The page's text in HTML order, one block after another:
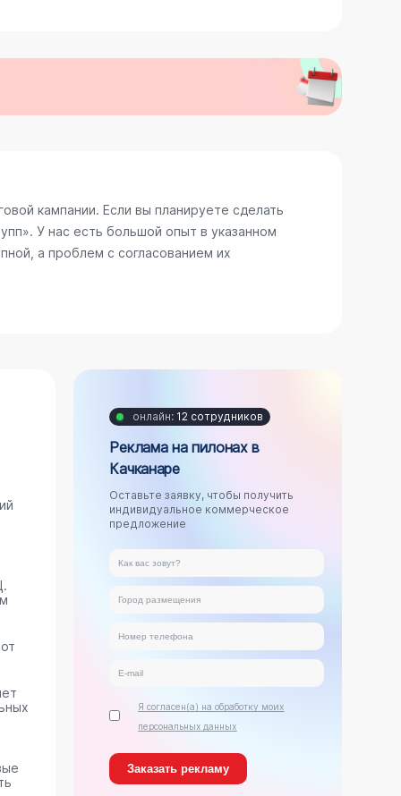
кампании. Если вы планируете сделать
У нас есть большой опыт в указанном
а проблем с согласованием их
онлайн: 12 сотрудников
Реклама на пилонах в
Качканаре
Оставьте заявку, чтобы получить
индивидуальное коммерческое
предложение
Я согласен(а) на обработку моих
персональных данных